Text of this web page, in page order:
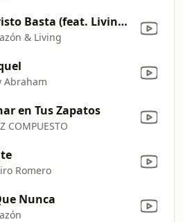
Jesucristo Basta (feat. Living) [Versión Acústica]
& Living
Abraham
en Tus Zapatos
COMPUESTO
Romero
Nunca